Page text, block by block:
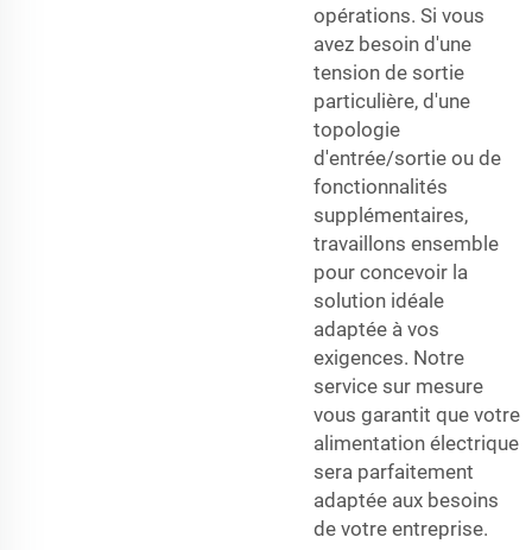
opérations. Si vous
avez besoin d'une
tension de sortie
particulière, d'une
topologie
d'entrée/sortie ou de
fonctionnalités
supplémentaires,
travaillons ensemble
pour concevoir la
solution idéale
adaptée à vos
exigences. Notre
service sur mesure
vous garantit que votre
alimentation électrique
sera parfaitement
adaptée aux besoins
de votre entreprise.